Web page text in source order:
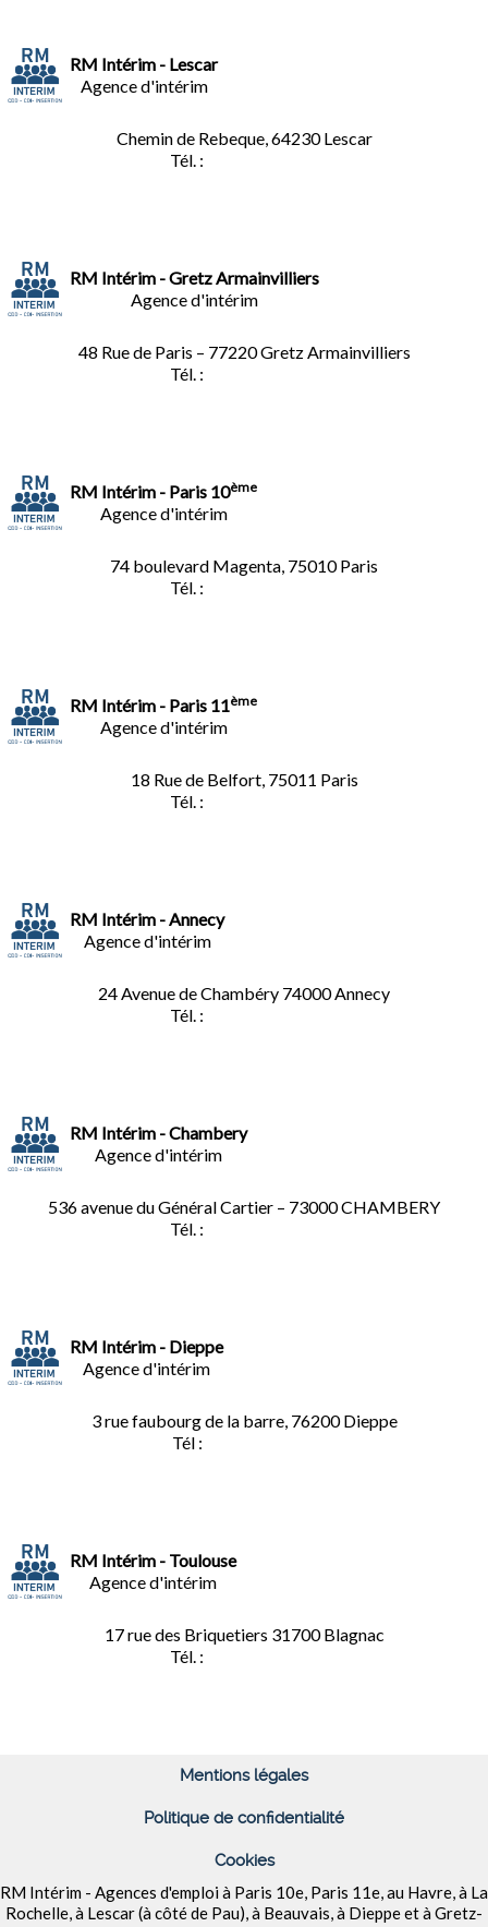
RM Intérim - Lescar
Agence d'intérim
Chemin de Rebeque, 64230 Lescar
Tél. :
RM Intérim - Gretz Armainvilliers
Agence d'intérim
48 Rue de Paris – 77220 Gretz Armainvilliers
Tél. :
RM Intérim - Paris 10ème
Agence d'intérim
74 boulevard Magenta, 75010 Paris
Tél. :
RM Intérim - Paris 11ème
Agence d'intérim
18 Rue de Belfort, 75011 Paris
Tél. :
RM Intérim - Annecy
Agence d'intérim
24 Avenue de Chambéry 74000 Annecy
Tél. :
RM Intérim - Chambery
Agence d'intérim
536 avenue du Général Cartier – 73000 CHAMBERY
Tél. :
RM Intérim - Dieppe
Agence d'intérim
3 rue faubourg de la barre, 76200 Dieppe
Tél :
RM Intérim - Toulouse
Agence d'intérim
17 rue des Briquetiers 31700 Blagnac
Tél. :
Mentions légales
Politique de confidentialité
Cookies
RM Intérim - Agences d'emploi à Paris 10e, Paris 11e, au Havre, à La
Rochelle, à Lescar (à côté de Pau), à Beauvais, à Dieppe et à Gretz-